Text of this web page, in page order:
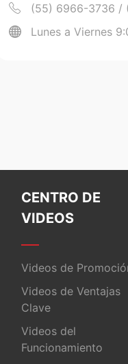
(55) 6966-3736 /
Lunes a Viernes
CENTRO DE
VIDEOS
Videos de
Videos de Ventajas
Clave
Videos del
Funcionamiento